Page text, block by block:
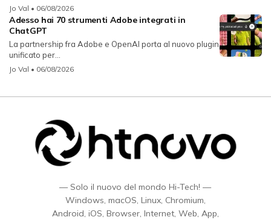
Jo Val • 06/08/2026
Adesso hai 70 strumenti Adobe integrati in
ChatGPT
La partnership fra Adobe e OpenAI porta al nuovo plugin
unificato per...
Jo Val • 06/08/2026
— Solo il nuovo del mondo Hi-Tech! —
Windows, macOS, Linux, Chromium,
Android, iOS, Browser, Internet, Web, App,